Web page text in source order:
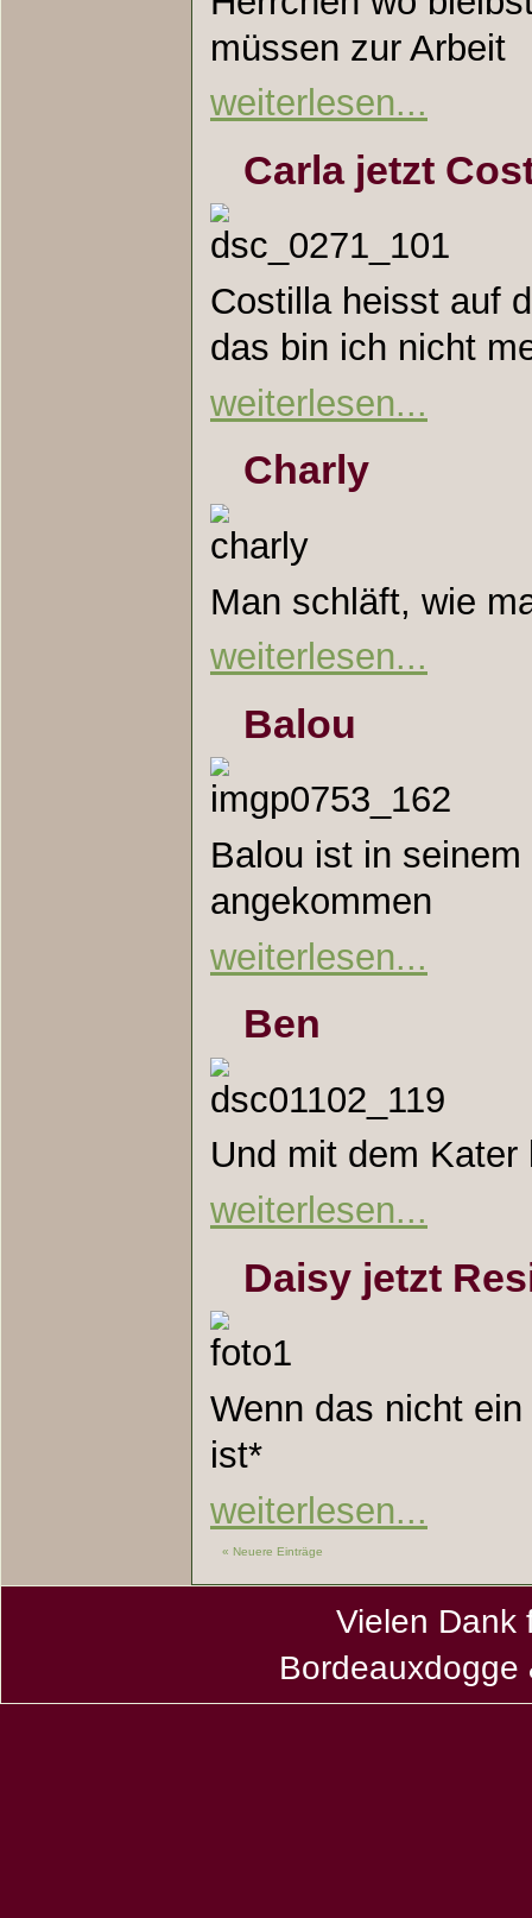
müssen zur Arbeit
weiterlesen...
Carla jetzt
Costilla heisst auf
das bin ich nicht
weiterlesen...
Charly
Man schläft, wie
weiterlesen...
Balou
Balou ist in
angekommen
weiterlesen...
Ben
Und mit dem
weiterlesen...
Daisy jetzt
Wenn das nicht
ist*
weiterlesen...
« Neuere Einträge
Vielen Dank
Bordeauxdogge